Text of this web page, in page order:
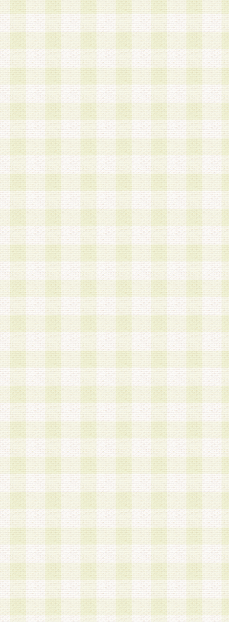
3.会員は、当社から付与されたログインIDおよび
貸与、名義変更、売買その他形態を問わず第三者
ならないものとします。
4.当社は、会員によるログインIDおよびパスワー
盗用など第三者の利用に伴う損害の発生について
き事由の有無、その他原因の如何を問わず、一切
のとします。
第5条 会員の登録情報
1.当社は、会員の登録情報に含まれる氏名・住所
アドレス等会員個人を識別できる情報を当社が別
シーポリシー
」に基づき適切に取り扱うものとし
は、当該個人情報を以下の各号に定める目的に利
す。なお、これら事項以外の目的で個人情報を利
かじめ会員の同意を得たうえで利用するものとし
a.本サービスの実施または運営
b.本サービスに係る謝礼、景品、調査サンプル品
c.会員からの電話、メール等の問い合わせなどへ
d.その他これらに付随する業務
2.当社は、会員個人を識別することのできる情報
会員情報を本人の承諾なく第三者に開示すること
人を識別できる情報について第三者に開示または
社は事前に会員本人の同意を得るものとします。
3.前項の定めに拘わらず、当社は、以下の目的に
意を 得ることなく、会員個人を識別できる情報
づき選定した委託業者に対して当社の責任におい
できるものとします。な お、当社は、当該委託
契約を締結しこれを遵守させるとともに、本規約
の注意をもって当該情報を使用させるものとし ま
a.本サービスに係る謝礼、景品、調査サンプル品
b.会員からの電話、メール等の問い合わせなどへ
c.モバイルリサーチ、またはグループ形式による
実施もしくは運営
d.その他これらに付随する業務
4.会員は、住所、電話番号その他の登録情報につ
合は、速やかに当社所定の変更手続きを行うもの
5.当社は、必要と認めた場合、会員に対して、電
手段により登録情報の対象者が会員登録者本人で
の内容が正確であること、アンケートの回答内容
うことができるものとます。
6.会員は、会員登録後当社が定期的に行う登録情
して、当社指定の期間内に更新手続きを行うもの
該期間内に更新手続きを行わない場合、その時点
発行したポイントは失効されるものとします。